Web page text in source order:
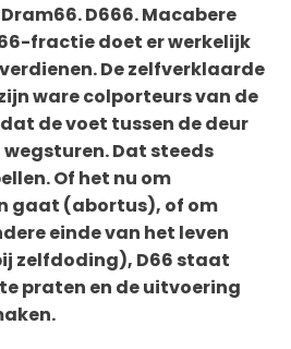
D666. Macabere
fractie doet er werkelijk
De zelfverklaarde
ware colporteurs van de
de voet tussen de deur
Dat steeds
Of het nu om
gaat (abortus), of om
einde van het leven
zelfdoding), D66 staat
praten en de uitvoering